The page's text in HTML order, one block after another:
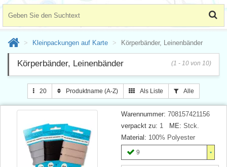
Kleinpackungen auf Karte Körperbänder, Leinenbänder
Körperbänder, Leinenbänder (1 - 10 von 10)
20 Produktname (A-Z) Als Liste Alle
Warennummer: 708157421156
verpackt zu: 1 ME: Stck.
Material: 100% Polyester
9